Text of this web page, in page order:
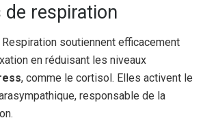
de respiration
soutiennent efficacement
en réduisant les niveaux
, comme le cortisol. Elles activent le
responsable de la